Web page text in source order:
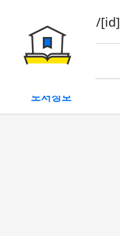
book/rent/[id]
대여
도서정보